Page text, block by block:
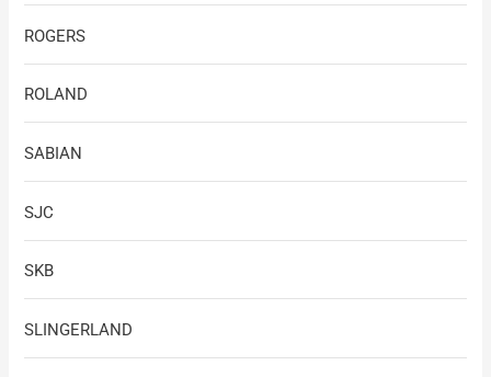
ROGERS
ROLAND
SABIAN
SJC
SKB
SLINGERLAND